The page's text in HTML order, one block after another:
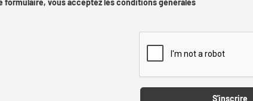
formulaire, vous acceptez les conditions générales
S'inscrire